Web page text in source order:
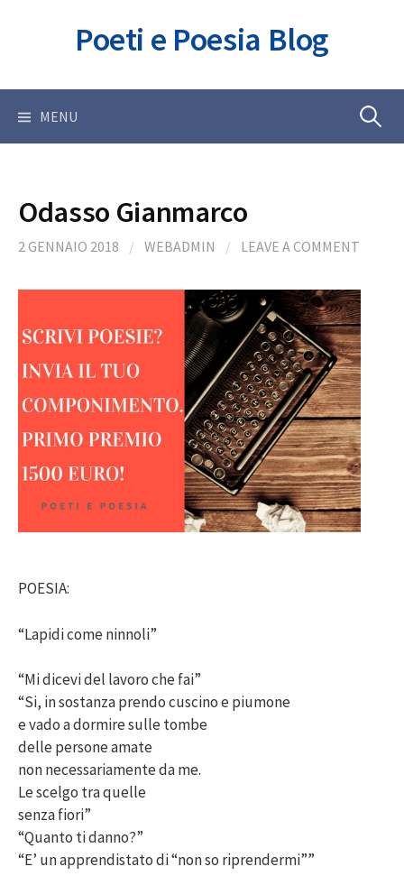
Poeti e Poesia Blog
MENU Ricerca
Odasso Gianmarco
2 GENNAIO 2018 / WEBADMIN / LEAVE A COMMENT
POESIA:
“Lapidi come ninnoli”
“Mi dicevi del lavoro che fai”
“Si, in sostanza prendo cuscino e piumone
e vado a dormire sulle tombe
delle persone amate
non necessariamente da me.
Le scelgo tra quelle
senza fiori”
“Quanto ti danno?”
“E’ un apprendistato di “non so riprendermi””